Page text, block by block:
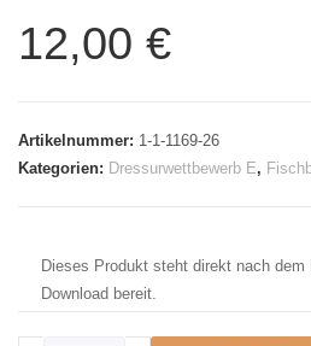
12,00 €
Artikelnummer: 1-1-1169-26
Kategorien: Dressurwettbewerb E,
Dieses Produkt steht direkt nach dem
Download bereit.